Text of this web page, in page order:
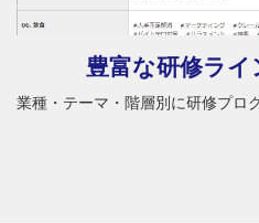
豊富な研修ラ
業種・テーマ・階層別に研修プロ